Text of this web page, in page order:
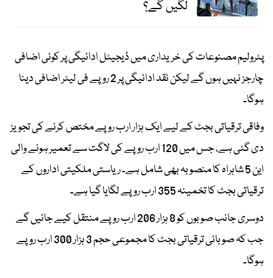
لگیں گے؟
پٹرولیم مصنوعات کی خریداری میں ڈیجیٹل ادائیگی پر کوئی اضافی
چارجز نہیں ہوں گے لیکن نقد ادائیگی پر 2 روپے فی لیٹر اضافی دینا
ہوگا۔
وفاقی ترقیاتی بجٹ کے لیے ایک ہزار ارب روپے مختص کرنے کی تجویز
دی گئی ہے، جس میں 120 ارب روپے کی لاگت سے تعمیر ہونے والی
این 5 شاہراہ کا منصوبہ بھی شامل ہے۔ ریاستی ملکیتی اداروں کے
ترقیاتی بجٹ کا تخمینہ 355 ارب روپے لگایا گیا ہے۔
دوسری جانب صوبوں کو 8 ہزار 206 ارب روپے منتقل کیے جائیں گے
جب کہ صوبائی ترقیاتی بجٹ کا مجموعی حجم 3 ہزار 300 ارب روپے
ہوگا۔